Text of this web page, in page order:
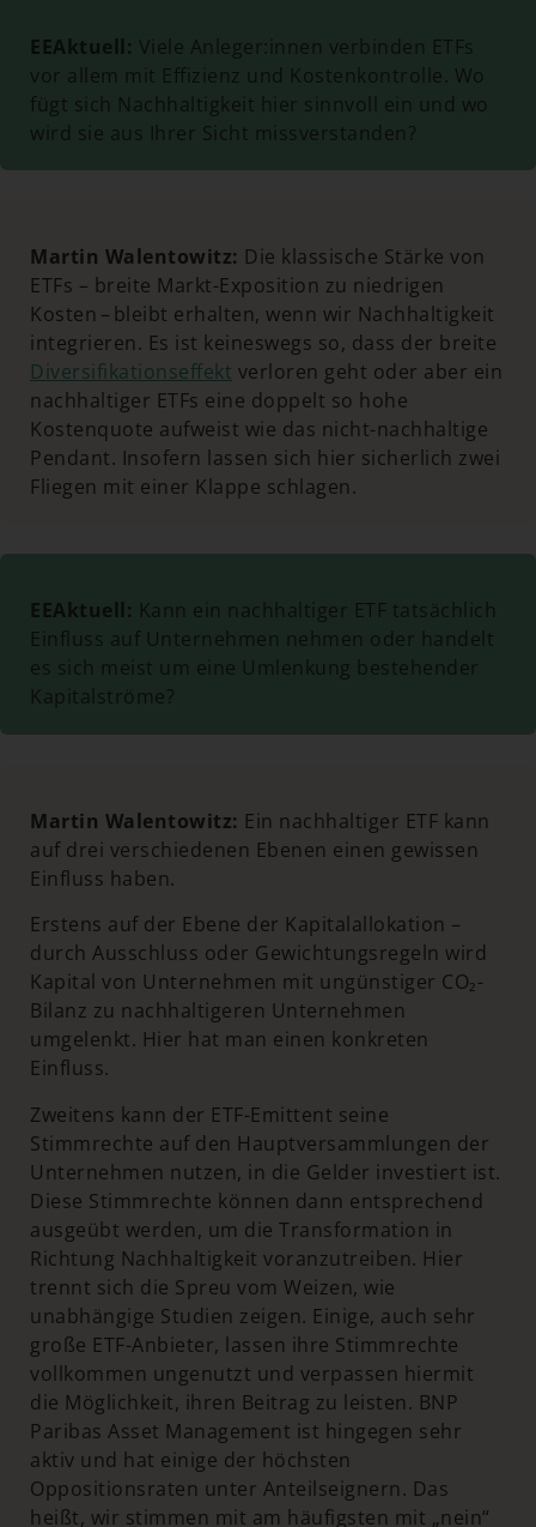
EEAktuell: Viele Anleger:innen verbinden ETFs
vor allem mit Effizienz und Kostenkontrolle. Wo
fügt sich Nachhaltigkeit hier sinnvoll ein und wo
wird sie aus Ihrer Sicht missverstanden?
Martin Walentowitz: Die klassische Stärke von
ETFs – breite Markt-Exposition zu niedrigen
Kosten – bleibt erhalten, wenn wir Nachhaltigkeit
integrieren. Es ist keineswegs so, dass der breite
Diversifikationseffekt verloren geht oder aber ein
nachhaltiger ETFs eine doppelt so hohe
Kostenquote aufweist wie das nicht-nachhaltige
Pendant. Insofern lassen sich hier sicherlich zwei
Fliegen mit einer Klappe schlagen.
EEAktuell: Kann ein nachhaltiger ETF tatsächlich
Einfluss auf Unternehmen nehmen oder handelt
es sich meist um eine Umlenkung bestehender
Kapitalströme?
Martin Walentowitz: Ein nachhaltiger ETF kann
auf drei verschiedenen Ebenen einen gewissen
Einfluss haben.
Erstens auf der Ebene der Kapitalallokation –
durch Ausschluss oder Gewichtungsregeln wird
Kapital von Unternehmen mit ungünstiger CO₂-
Bilanz zu nachhaltigeren Unternehmen
umgelenkt. Hier hat man einen konkreten
Einfluss.
Zweitens kann der ETF-Emittent seine
Stimmrechte auf den Hauptversammlungen der
Unternehmen nutzen, in die Gelder investiert ist.
Diese Stimmrechte können dann entsprechend
ausgeübt werden, um die Transformation in
Richtung Nachhaltigkeit voranzutreiben. Hier
trennt sich die Spreu vom Weizen, wie
unabhängige Studien zeigen. Einige, auch sehr
große ETF-Anbieter, lassen ihre Stimmrechte
vollkommen ungenutzt und verpassen hiermit
die Möglichkeit, ihren Beitrag zu leisten. BNP
Paribas Asset Management ist hingegen sehr
aktiv und hat einige der höchsten
Oppositionsraten unter Anteilseignern. Das
heißt, wir stimmen mit am häufigsten mit „nein“